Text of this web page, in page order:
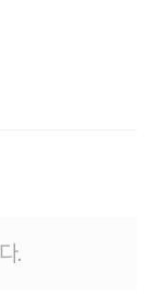
.